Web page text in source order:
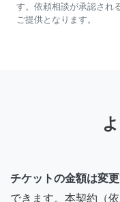
す。依頼相談が承認され
ご提供となります。
チケットの金額は変
できます。本契約（